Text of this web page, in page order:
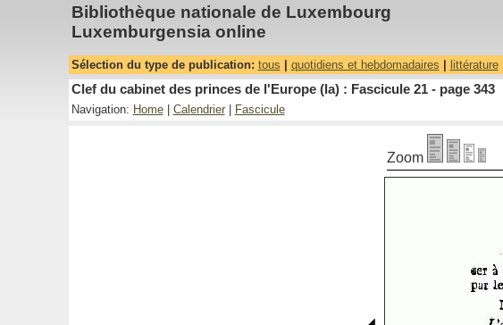
Bibliothèque nationale de Luxembourg
Luxemburgensia online
Sélection du type de publication: tous quotidiens et hebdomadaires littérature|
Clef du cabinet des princes de l'Europe (la) : Fascicule 21 - page 343
Navigation: Home| Calendrier| Fascicule
Zoom